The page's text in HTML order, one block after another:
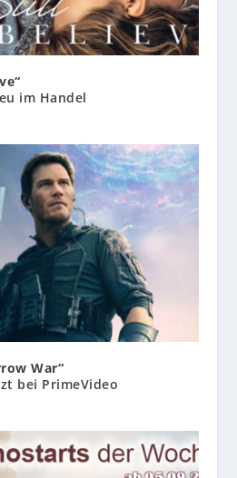
im Handel
War“
bei PrimeVideo